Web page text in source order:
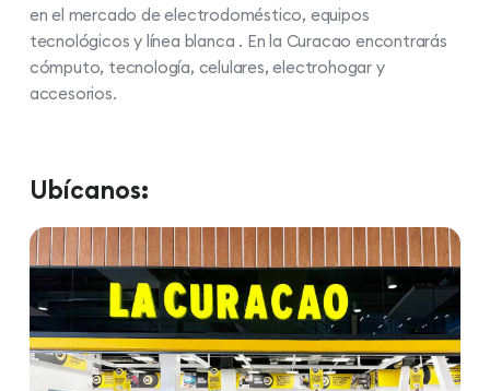
en el mercado de electrodoméstico, equipos
tecnológicos y línea blanca . En la Curacao encontrarás
cómputo, tecnología, celulares, electrohogar y
accesorios.
Ubícanos: